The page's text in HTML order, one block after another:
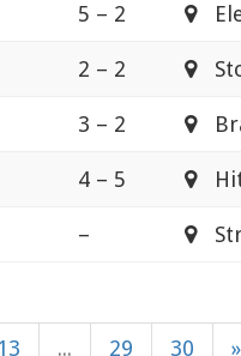
5 – 2
2 – 2
3 – 2
4 – 5
–
13 ... 29 30 »